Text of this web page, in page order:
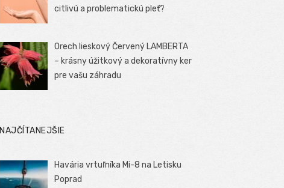
citlivú a problematickú pleť?
Orech lieskový Červený LAMBERTA
– krásny úžitkový a dekoratívny ker
pre vašu záhradu
NAJČÍTANEJŠIE
Havária vrtuľníka Mi-8 na Letisku
Poprad